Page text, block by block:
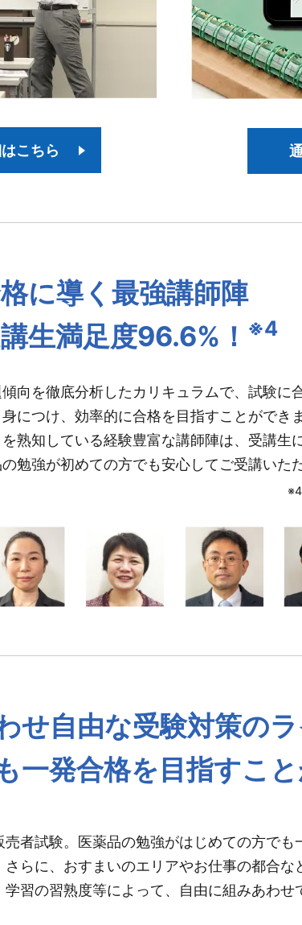
こちら
に導く最強講師陣
生満足度96.6%！ ※4
向を徹底分析したカリキュラムで、試験に
身につけ、効率的に合格を目指すことができ
を熟知している経験豊富な講師陣は、受講生
勉強が初めての方でも安心してご受講いた
せ自由な受験対策の
一発合格を目指すこと
者試験。医薬品の勉強がはじめての方で
らに、おすまいのエリアやお仕事の都合
習の習熟度等によって、自由に組みあわせ